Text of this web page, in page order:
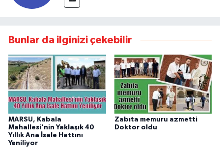
Bunlar da ilginizi çekebilir
MARSU, Kabala
Mahallesi'nin Yaklaşık 40
Yıllık Ana İsale Hattını
Yeniliyor
Zabıta memuru azmetti
Doktor oldu